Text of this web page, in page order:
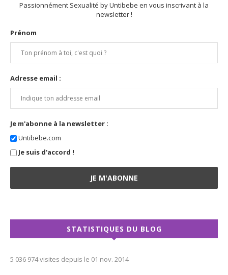
Passionnément Sexualité by Untibebe en vous inscrivant à la
newsletter !
Prénom
Adresse email :
Je m'abonne à la newsletter :
Untibebe.com
Je suis d'accord !
STATISTIQUES DU BLOG
5 036 974 visites depuis le 01 nov. 2014